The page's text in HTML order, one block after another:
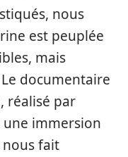
nous
est peuplée
mais
documentaire
réalisé par
une immersion
fait